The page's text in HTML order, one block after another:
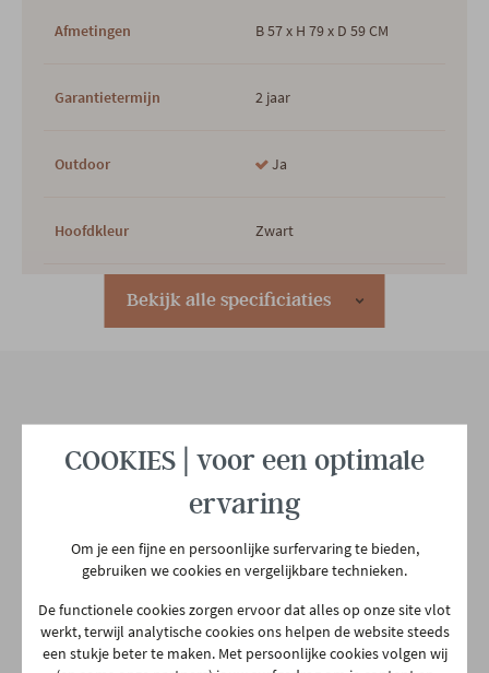
Bekijk alle specificiaties
Afmetingen B 57 x H 79 x D 59 CM
Garantietermijn 2 jaar
Outdoor Ja
Hoofdkleur Zwart
ZWART
Materiaal rug Kunststof
Kunststof
Materiaal poten Metaal
Type poten Sledepoot
Aarschotsesteenweg 151
2500 Lier
info@gerowonen.be
10:00 - 18:30
Di
10:00 - 18:30
COOKIES | voor een optimale
ervaring
Om je een fijne en persoonlijke surfervaring te bieden,
gebruiken we cookies en vergelijkbare technieken.
De functionele cookies zorgen ervoor dat alles op onze site vlot
werkt, terwijl analytische cookies ons helpen de website steeds
een stukje beter te maken. Met persoonlijke cookies volgen wij